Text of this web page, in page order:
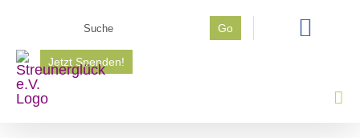
springen
Go
Jetzt Spenden!